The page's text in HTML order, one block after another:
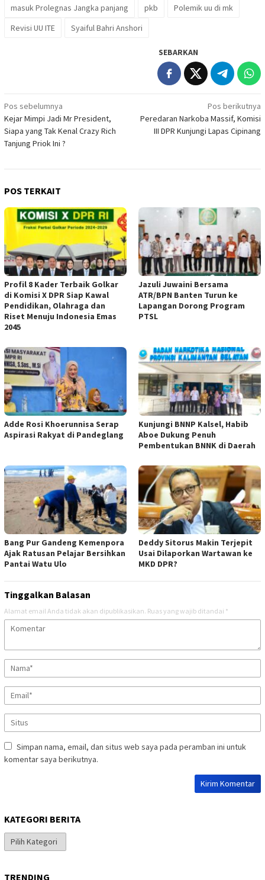
masuk Prolegnas Jangka panjang pkb
Polemik uu di mk
Revisi UU ITE
Syaiful Bahri Anshori
SEBARKAN
Navigasi
pos
Pos sebelumnya
Kejar Mimpi Jadi Mr President,
Siapa yang Tak Kenal Crazy Rich
Tanjung Priok Ini ?
Pos berikutnya
Peredaran Narkoba Massif, Komisi
III DPR Kunjungi Lapas Cipinang
POS TERKAIT
Profil 8 Kader Terbaik Golkar
di Komisi X DPR Siap Kawal
Pendidikan, Olahraga dan
Riset Menuju Indonesia Emas
2045
Jazuli Juwaini Bersama
ATR/BPN Banten Turun ke
Lapangan Dorong Program
PTSL
Adde Rosi Khoerunnisa Serap
Aspirasi Rakyat di Pandeglang
Kunjungi BNNP Kalsel, Habib
Aboe Dukung Penuh
Pembentukan BNNK di Daerah
Bang Pur Gandeng Kemenpora
Ajak Ratusan Pelajar Bersihkan
Pantai Watu Ulo
Deddy Sitorus Makin Terjepit
Usai Dilaporkan Wartawan ke
MKD DPR?
Tinggalkan Balasan
Alamat email Anda tidak akan dipublikasikan. Ruas yang wajib ditandai *
Simpan nama, email, dan situs web saya pada peramban ini untuk
komentar saya berikutnya.
KATEGORI BERITA
Kategori
Berita
TRENDING